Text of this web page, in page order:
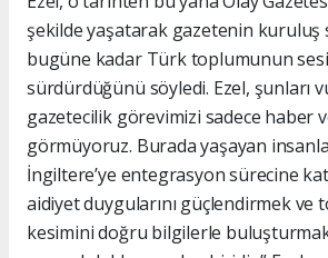
şekilde yaşatarak gazetenin kuruluş
bugüne kadar Türk toplumunun
sürdürdüğünü söyledi. Ezel, şunları
gazetecilik görevimizi sadece haber
görmüyoruz. Burada yaşayan
İngiltere’ye entegrasyon sürecine
aidiyet duygularını güçlendirmek ve
kesimini doğru bilgilerle